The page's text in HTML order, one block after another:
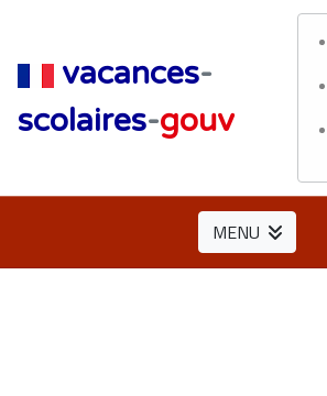
vacances-
scolaires-gouv
MENU